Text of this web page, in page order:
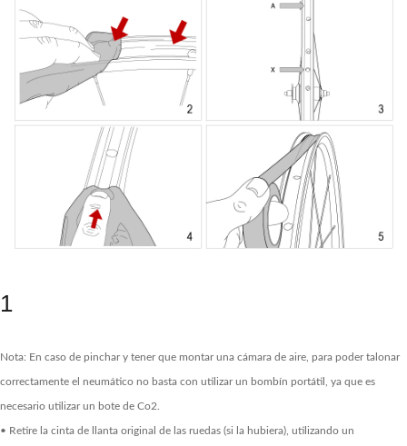
1
Nota: En caso de pinchar y tener que montar una cámara de aire, para poder talonar
correctamente el neumático no basta con utilizar un bombín portátil, ya que es
necesario utilizar un bote de Co2.
• Retire la cinta de llanta original de las ruedas (si la hubiera), utilizando un